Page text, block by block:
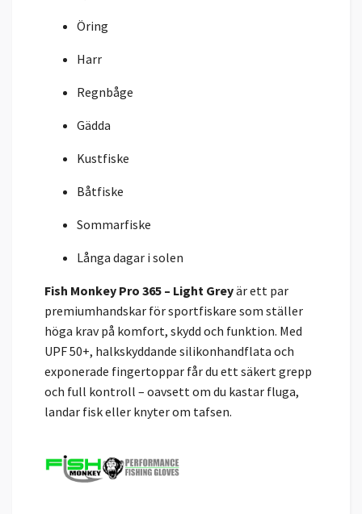
Öring
Harr
Regnbåge
Gädda
Kustfiske
Båtfiske
Sommarfiske
Långa dagar i solen
Fish Monkey Pro 365 – Light Greyär ett par
premiumhandskar för sportfiskare som ställer
höga krav på komfort, skydd och funktion. Med
UPF 50+, halkskyddande silikonhandflata och
exponerade fingertoppar får du ett säkert grepp
och full kontroll – oavsett om du kastar fluga,
landar fisk eller knyter om tafsen.